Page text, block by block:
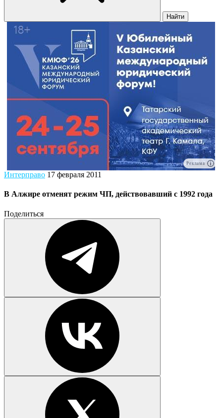
Найти
Реклама
Интерправо 17 февраля 2011
В Алжире отменят режим ЧП, действовавший с 1992 года
Поделиться